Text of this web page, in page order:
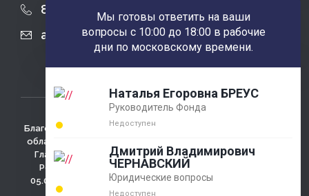
8 (863) 424-22-08
agobfpdi@mail.ru
Благотворительный фонд использует сайт для сбора не
облагаемых налогом пожертвований. Зарегистрирован
Главным Управлением министерства юстиции РФ по
Ростовской области регистрационный №4433 от
05.03.2001г., ОГРН 1026100009286 , 346780 Ростовская
обл., г. Азов, ул. Измайлова д. 58
Мы готовы ответить на ваши
вопросы с 10:00 до 18:00 в рабочие
дни по московскому времени.
Наталья Егоровна БРЕУС
Руководитель Фонда
Недоступен
Дмитрий Владимирович
ЧЕРНАВСКИЙ
Юридические вопросы
Недоступен